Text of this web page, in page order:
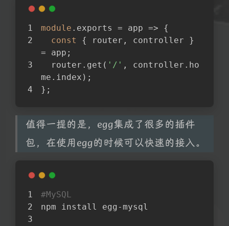
module .exports = app => {
const
{ router, controller }
= app;
  router.get(
'/' , controller.ho
me.index);
};
值得一提的是，egg集成了很多的插件
包，在使用egg的时候可以快速的接入。
#MySQL
npm install egg-mysql